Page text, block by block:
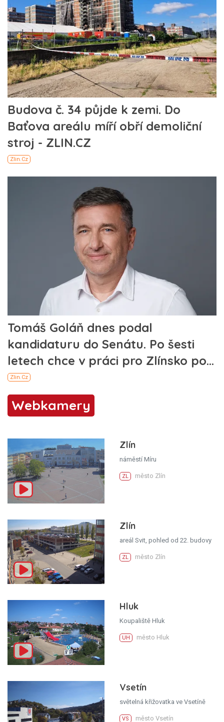
Webkamery
Zlín
náměstí Míru
ZL město Zlín
Zlín
areál Svit, pohled od 22. budovy
ZL město Zlín
Hluk
Koupaliště Hluk
UH město Hluk
Vsetín
světelná křižovatka ve Vsetíně
VS město Vsetín